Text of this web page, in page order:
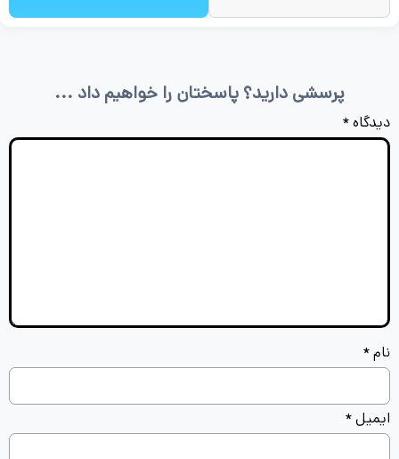
پرسشی دارید؟ پاسختان را خواهیم داد ...
دیدگاه*
نام*
ایمیل*